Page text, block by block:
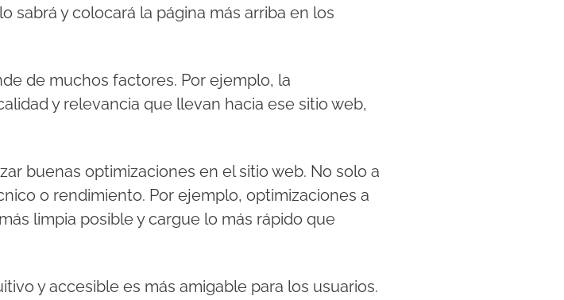
sabrá y colocará la página más arriba en los
de muchos factores. Por ejemplo, la
y relevancia que llevan hacia ese sitio web,
buenas optimizaciones en el sitio web. No solo a
o rendimiento. Por ejemplo, optimizaciones a
limpia posible y cargue lo más rápido que
y accesible es más amigable para los usuarios.